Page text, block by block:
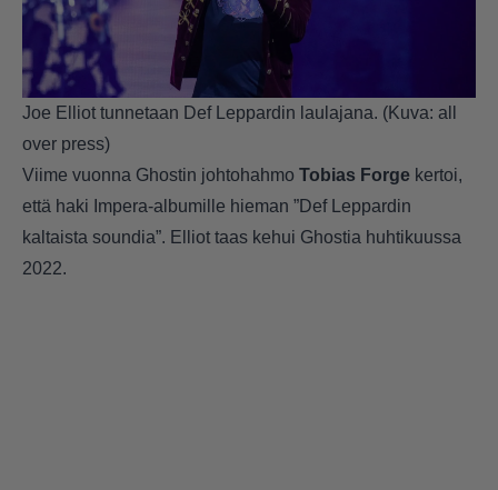
Joe Elliot tunnetaan Def Leppardin laulajana. (Kuva: all
over press)
Viime vuonna Ghostin johtohahmo Tobias Forge kertoi,
että haki Impera-albumille hieman ”Def Leppardin
kaltaista soundia”. Elliot taas kehui Ghostia huhtikuussa
2022.